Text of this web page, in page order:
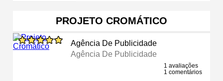
PROJETO CROMÁTICO
Agência De Publicidade
Agência De Publicidade
1 avaliações
1 comentários